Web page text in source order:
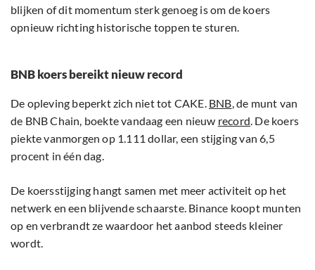
blijken of dit momentum sterk genoeg is om de koers
opnieuw richting historische toppen te sturen.
BNB koers bereikt nieuw record
De opleving beperkt zich niet tot CAKE. BNB, de munt van
de BNB Chain, boekte vandaag een nieuw record. De koers
piekte vanmorgen op 1.111 dollar, een stijging van 6,5
procent in één dag.
De koersstijging hangt samen met meer activiteit op het
netwerk en een blijvende schaarste. Binance koopt munten
op en verbrandt ze waardoor het aanbod steeds kleiner
wordt.